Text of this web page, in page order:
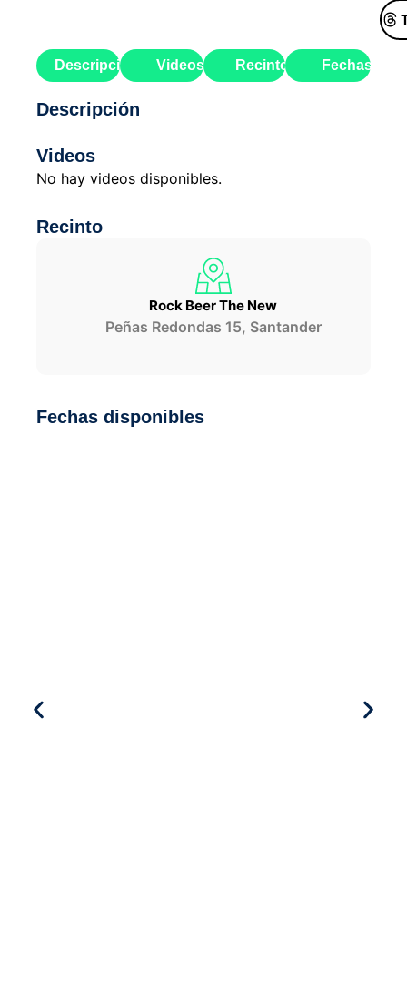
Descripción Videos Recinto Fechas
Descripción
Videos
No hay videos disponibles.
Recinto
Rock Beer The New
Peñas Redondas 15, Santander
Fechas disponibles